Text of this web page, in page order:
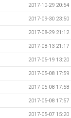
2017-10-29 20:54
2017-09-30 23:50
2017-08-29 21:12
2017-08-13 21:17
2017-05-19 13:20
2017-05-08 17:59
2017-05-08 17:58
2017-05-08 17:57
2017-05-07 15:20